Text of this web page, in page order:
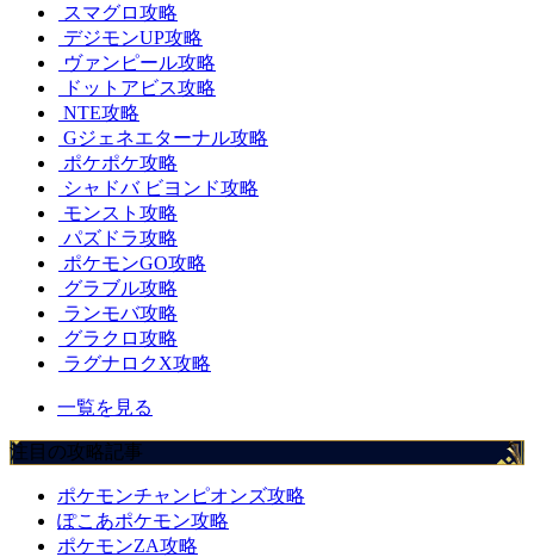
スマグロ攻略
デジモンUP攻略
ヴァンピール攻略
ドットアビス攻略
NTE攻略
Gジェネエターナル攻略
ポケポケ攻略
シャドバ ビヨンド攻略
モンスト攻略
パズドラ攻略
ポケモンGO攻略
グラブル攻略
ランモバ攻略
グラクロ攻略
ラグナロクX攻略
一覧を見る
注目の攻略記事
ポケモンチャンピオンズ攻略
ぽこあポケモン攻略
ポケモンZA攻略